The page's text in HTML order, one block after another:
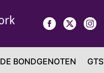
DE BONDGENOTEN